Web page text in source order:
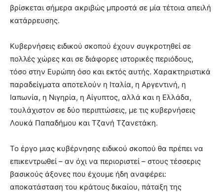
βρίσκεται σήμερα ακριβώς μπροστά σε μία τέτοια απειλή
κατάρρευσης.
Κυβερνήσεις ειδικού σκοπού έχουν συγκροτηθεί σε
πολλές χώρες και σε διάφορες ιστορικές περιόδους,
τόσο στην Ευρώπη όσο και εκτός αυτής. Χαρακτηριστικά
παραδείγματα αποτελούν η Ιταλία, η Αργεντινή, η
Ιαπωνία, η Νιγηρία, η Αίγυπτος, αλλά και η Ελλάδα,
τουλάχιστον σε δύο περιπτώσεις, με τις κυβερνήσεις
Λουκά Παπαδήμου και Τζανή Τζανετάκη.
Το έργο μιας κυβέρνησης ειδικού σκοπού θα πρέπει να
επικεντρωθεί – αν όχι να περιοριστεί – στους τέσσερις
βασικούς άξονες που έχουμε ήδη αναφέρει:
αποκατάσταση του κράτους δικαίου, πάταξη της